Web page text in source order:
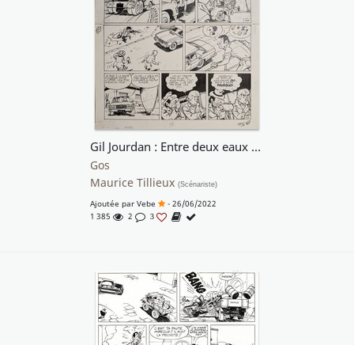
Gil Jourdan : Entre deux eaux (tome 16), page 17
Gos
Maurice Tillieux (Scénariste)
Ajoutée par Vebe
- 26/06/2022
1 385
2 3